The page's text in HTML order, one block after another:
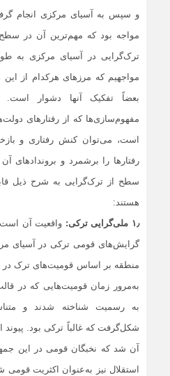
و سپس به آسیای مرکزی انجام
مواجه بود که مهم‌ترین آن در
ترک‌گرایی در آسیای مرکزی به
مواجهیم که مرزهای هرکدام از این
بعضاً تفکیک آنها دشوار است.
مفهوم‌سازی‌ها که از رفتارهای
است، می‌توان کنش‌ رفتاری و
رفتارها را برشمرد و بروندادهای آن
سطح از ترک‌گرایی به شرح ذیل
هستند:
۱٫ ملی‌گرایی ترکی:
واقعیت آن
گرایش‌های قومی ترکی در آسیای
به‌مرور زمان قومیت‌هایی که در
به رسمیت شناخته شدند و
شکل‌گرفت که غالباً ترکی بود.
آن شد که نخبگان قومی در این
استقلال نیز به‌عنوان اکثریت